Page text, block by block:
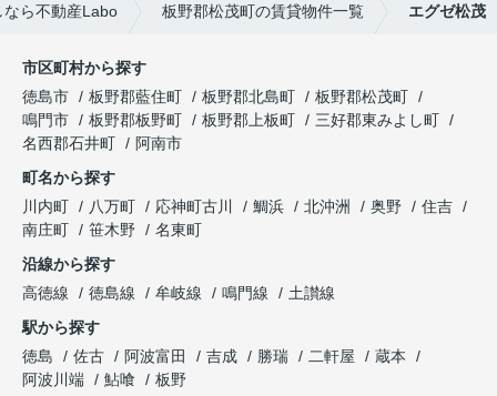
ら不動産Labo 板野郡松茂町の賃貸物件一覧 エグゼ松茂
市区町村から探す
徳島市
板野郡藍住町 板野郡北島町
板野郡松茂町
鳴門市
板野郡板野町 板野郡上板町
三好郡東みよし町
名西郡石井町
阿南市
町名から探す
川内町
八万町 応神町古川 鯛浜 北沖洲 奥野
住吉
南庄町
笹木野
名東町
沿線から探す
高徳線
徳島線 牟岐線 鳴門線
土讃線
駅から探す
徳島
佐古 阿波富田 吉成 勝瑞 二軒屋
蔵本
阿波川端
鮎喰 板野